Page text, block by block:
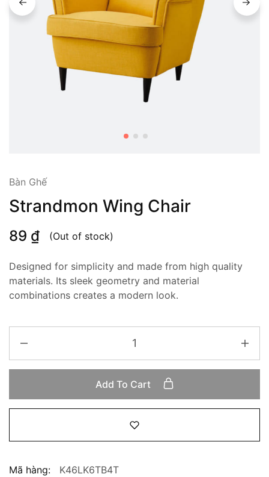
Bàn Ghế
Strandmon Wing Chair
89 ₫ (Out of stock)
Designed for simplicity and made from high quality
materials. Its sleek geometry and material
combinations creates a modern look.
Add To Cart
Mã hàng:
K46LK6TB4T